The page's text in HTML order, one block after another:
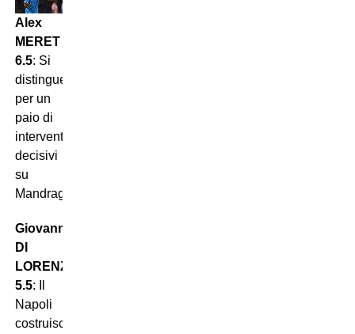
Alex
MERET
6.5: Si
distingue
per un
paio di
interventi
decisivi
su
Mandragora.
Giovanni
DI
LORENZO
5.5: Il
Napoli
costruisce